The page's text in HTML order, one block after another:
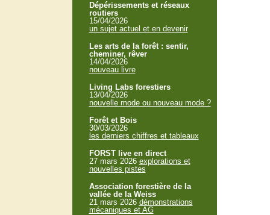
Dépérissements et réseaux
routiers
15/04/2026
un sujet actuel et en devenir
Les arts de la forêt : sentir,
cheminer, rêver
14/04/2026
nouveau livre
Living Labs forestiers
13/04/2026
nouvelle mode ou nouveau mode ?
Forêt et Bois
30/03/2026
les derniers chiffres et tableaux
FORST live en direct
27 mars 2026 explorations et
nouvelles pistes
Association forestière de la
vallée de la Weiss
21 mars 2026 démonstrations
mécaniques et AG